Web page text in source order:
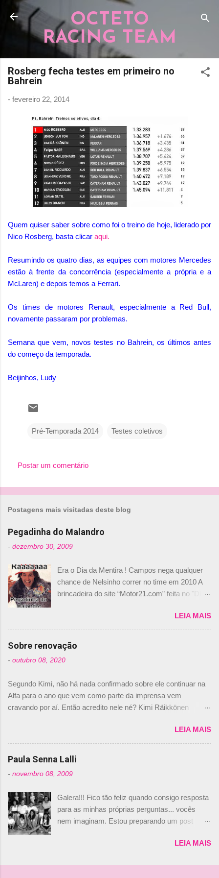
Pular para o conteúdo principal
OCTETO
RACING TEAM
Rosberg fecha testes em primeiro no
Bahrein
- fevereiro 22, 2014
Quem quiser saber sobre como foi o treino de hoje, liderado por
Nico Rosberg, basta clicar aqui.
Resumindo os quatro dias, as equipes com motores Mercedes
estão à frente da concorrência (especialmente a própria e a
McLaren) e depois temos a Ferrari.
Os times de motores Renault, especialmente a Red Bull,
novamente passaram por problemas.
Semana que vem, novos testes no Bahrein, os últimos antes
do começo da temporada.
Beijinhos, Ludy
Pré-Temporada 2014 Testes coletivos
o
n
t
r
i
o
Postar um comentário
Postagens mais visitadas deste blog
Pegadinha do Malandro
- dezembro 30, 2009
Era o Dia da Mentira ! Campos nega qualquer
chance de Nelsinho correr no time em 2010 A
brincadeira do site “Motor21.com” feita no "Día
de abril –, afirmando que Nelson Piquet havia
comprado 15% das ações da Campos, dando,
com isso, um lugar no time a Nelsinho Piquet,
foi esclarecida de uma vez por todas por
Daniele Audetto, diretor da escuderia. O
não será o companheiro de Bruno Senna em
2010. "Na verdade, nós recebemos uma oferta
de Piquet", admitiu Audetto. “Mas depois de ter
dois brasileiros”, explicou, dizendo ainda que
não tem nada contra o filho do tricampeão
Nelson Piquet. “Ele é um bom piloto, rápido e
experiente.” Audetto disse ainda que a suposta
não corresponde à realidade. “O suposto 15%
de investimento seria menor do que aquilo que
outros pilotos podem trazer: italianos, r...
LEIA MAIS
Sobre renovação
- outubro 08, 2020
Segundo Kimi, não há nada confirmado sobre ele continuar na
Alfa para o ano que vem como parte da imprensa vem
cravando por aí. Então acredito nele né? Kimi Räikkönen
truth but I’ve never had an option in my contract so that’s
should, pretty much, tell you that it’s not true." #Kimi7 #EifelGP
#AlfaRomeoRacing pic.twitter.com/77EDVn39Ia — Kimi
Romain falando sobre o fato do Iceman estar há tantos anos na
@RGrosjean ! #EifelGP 🇩🇪 #F1
pic.twitter.com/GSAu1LWnwW — Formula 1 (@F1) October 8,
2020 Beijinhos, Ludy
LEIA MAIS
Paula Senna Lalli
- novembro 08, 2009
Galera!!! Fico tão feliz quando consigo resposta
para as minhas próprias perguntas... vocês
nem imaginam. Estou preparando um post
nunca falei sobre ela, aqui no Octeto. No meio
LEIA MAIS